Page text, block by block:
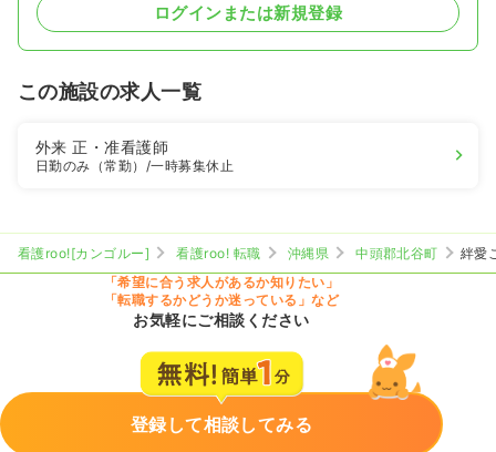
ログインまたは新規登録
この施設の求人一覧
外来正・准看護師
日勤のみ（常勤） /一時募集休止
看護roo![カンゴルー] 看護roo! 転職 沖縄県 中頭郡北谷町
絆愛
「希望に合う求人があるか知りたい」
「転職するかどうか迷っている」など
お気軽にご相談ください
登録して相談してみる